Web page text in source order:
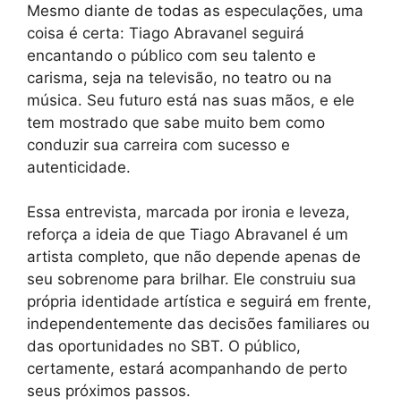
Mesmo diante de todas as especulações, uma
coisa é certa: Tiago Abravanel seguirá
encantando o público com seu talento e
carisma, seja na televisão, no teatro ou na
música. Seu futuro está nas suas mãos, e ele
tem mostrado que sabe muito bem como
conduzir sua carreira com sucesso e
autenticidade.
Essa entrevista, marcada por ironia e leveza,
reforça a ideia de que Tiago Abravanel é um
artista completo, que não depende apenas de
seu sobrenome para brilhar. Ele construiu sua
própria identidade artística e seguirá em frente,
independentemente das decisões familiares ou
das oportunidades no SBT. O público,
certamente, estará acompanhando de perto
seus próximos passos.